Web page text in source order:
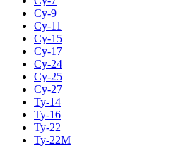
Су-9
Су-11
Су-15
Су-17
Су-24
Су-25
Су-27
Ту-14
Ту-16
Ту-22
Ту-22М